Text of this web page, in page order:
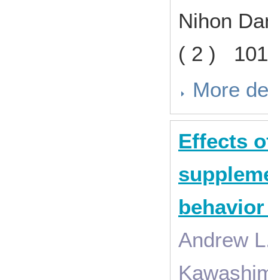
Nihon
( 2 )
More
Effects
Andrew